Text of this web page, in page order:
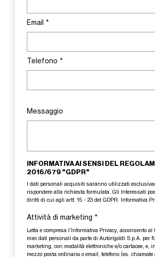
Email *
Telefono *
Messaggio
INFORMATIVA AI SENSI DEL
2016/679 "GDPR"
I dati personali acquisiti saranno utilizzati
rispondere alla richiesta formulata. Gli Interessati
diritti di cui agli artt. 15 - 23 del GDPR. Informativa
Attività di marketing *
Letta e compresa l’Informativa Privacy, acconsento al
miei dati personali da parte di Autorigoldi S.p.A. per
marketing, con modalità elettroniche e/o cartacee, e,
mezzo posta ordinaria o email, telefono (es. chiamate